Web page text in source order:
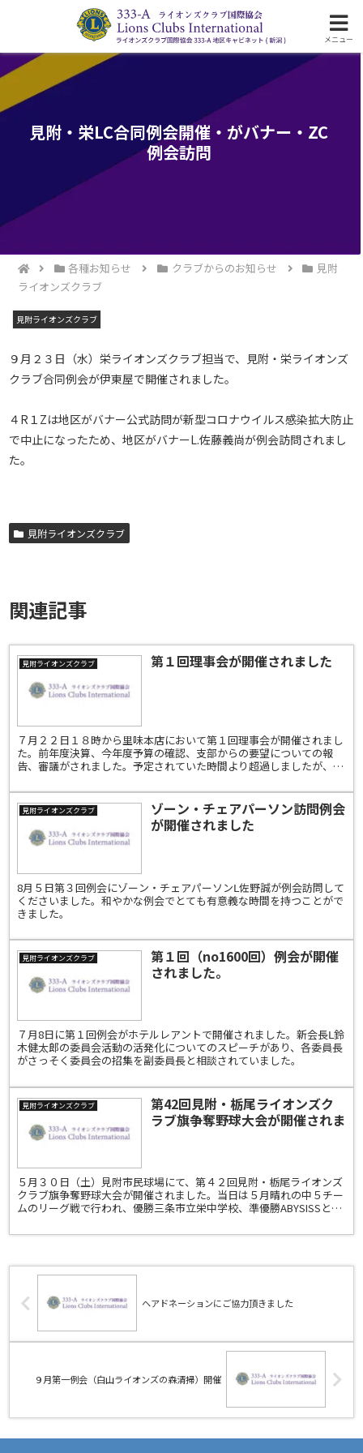
ライオンズクラブ国際協会333-A地区の活動
見附・栄LC合同例会開催・がバナー・ZC
例会訪問
各種お知らせ クラブからのお知らせ
見附
ライオンズクラブ
見附ライオンズクラブ
９月２３日（水）栄ライオンズクラブ担当で、見附・栄ライオンズ
クラブ合同例会が伊東屋で開催されました。
４R１Zは地区がバナー公式訪問が新型コロナウイルス感染拡大防止
で中止になったため、地区がバナーL.佐藤義尚が例会訪問されまし
た。
見附ライオンズクラブ
関連記事
見附ライオンズクラブ 第１回理事会が開催されました
７月２２日１８時から里味本店において第１回理事会が開催されまし
た。前年度決算、今年度予算の確認、支部からの要望についての報
告、審議がされました。予定されていた時間より超過しましたが、多
見附ライオンズクラブ
ゾーン・チェアパーソン訪問例会
が開催されました
8月５日第３回例会にゾーン・チェアパーソンⅬ佐野誠が例会訪問して
くださいました。和やかな例会でとても有意義な時間を持つことがで
きました。
見附ライオンズクラブ
第１回（no1600回）例会が開催
されました。
７月8日に第１回例会がホテルレアントで開催されました。新会長Ⅼ鈴
木健太郎の委員会活動の活発化についてのスピーチがあり、各委員長
がさっそく委員会の招集を副委員長と相談されていました。
見附ライオンズクラブ
第42回見附・栃尾ライオンズク
ラブ旗争奪野球大会が開催されま
５月３０日（土）見附市民球場にて、第４２回見附・栃尾ライオンズ
クラブ旗争奪野球大会が開催されました。当日は５月晴れの中５チー
ムのリーグ戦で行われ、優勝三条市立栄中学校、準優勝ABYSISSとい
ヘアドネーションにご協力頂きました
９月第一例会（白山ライオンズの森清掃）開催
メニュー